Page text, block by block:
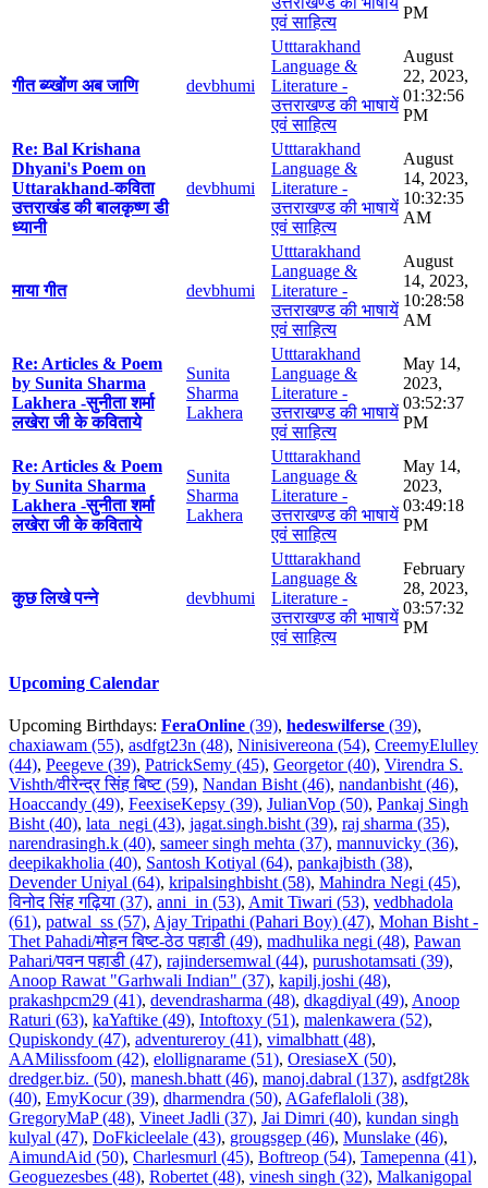
एवं साहित्य
PM
गीत ब्य्खोंण अब जाणि devbhumi
Utttarakhand
Language &
Literature -
उत्तराखण्ड की भाषायें
एवं साहित्य
August
22, 2023,
01:32:56
PM
Re: Bal Krishana
Dhyani's Poem on
Uttarakhand-कविता
उत्तराखंड की बालकृष्ण डी
ध्यानी
devbhumi
Utttarakhand
Language &
Literature -
उत्तराखण्ड की भाषायें
एवं साहित्य
August
14, 2023,
10:32:35
AM
माया गीत devbhumi
Utttarakhand
Language &
Literature -
उत्तराखण्ड की भाषायें
एवं साहित्य
August
14, 2023,
10:28:58
AM
Re: Articles & Poem
by Sunita Sharma
Lakhera -सुनीता शर्मा
लखेरा जी के कविताये
Sunita
Sharma
Lakhera
Utttarakhand
Language &
Literature -
उत्तराखण्ड की भाषायें
एवं साहित्य
May 14,
2023,
03:52:37
PM
Re: Articles & Poem
by Sunita Sharma
Lakhera -सुनीता शर्मा
लखेरा जी के कविताये
Sunita
Sharma
Lakhera
Utttarakhand
Language &
Literature -
उत्तराखण्ड की भाषायें
एवं साहित्य
May 14,
2023,
03:49:18
PM
कुछ लिखे पन्ने devbhumi
Utttarakhand
Language &
Literature -
उत्तराखण्ड की भाषायें
एवं साहित्य
February
28, 2023,
03:57:32
PM
Upcoming Calendar
Upcoming Birthdays: FeraOnline (39), hedeswilferse (39),
chaxiawam (55), asdfgt23n (48), Ninisivereona (54), CreemyElulley
(44), Peegeve (39), PatrickSemy (45), Georgetor (40), Virendra S.
Vishth/वीरेन्द्र सिंह बिष्ट (59), Nandan Bisht (46), nandanbisht (46),
Hoaccandy (49), FeexiseKepsy (39), JulianVop (50), Pankaj Singh
Bisht (40), lata_negi (43), jagat.singh.bisht (39), raj sharma (35),
narendrasingh.k (40), sameer singh mehta (37), mannuvicky (36),
deepikakholia (40), Santosh Kotiyal (64), pankajbisth (38),
Devender Uniyal (64), kripalsinghbisht (58), Mahindra Negi (45),
विनोद सिंह गढ़िया (37), anni_in (53), Amit Tiwari (53), vedbhadola
(61), patwal_ss (57), Ajay Tripathi (Pahari Boy) (47), Mohan Bisht -
Thet Pahadi/मोहन बिष्ट-ठेठ पहाडी (49), madhulika negi (48), Pawan
Pahari/पवन पहाडी (47), rajindersemwal (44), purushotamsati (39),
Anoop Rawat "Garhwali Indian" (37), kapilj.joshi (48),
prakashpcm29 (41), devendrasharma (48), dkagdiyal (49), Anoop
Raturi (63), kaYaftike (49), Intoftoxy (51), malenkawera (52),
Qupiskondy (47), adventureroy (41), vimalbhatt (48),
AAMilissfoom (42), elollignarame (51), OresiaseX (50),
dredger.biz. (50), manesh.bhatt (46), manoj.dabral (137), asdfgt28k
(40), EmyKocur (39), dharmendra (50), AGafeflaloli (38),
GregoryMaP (48), Vineet Jadli (37), Jai Dimri (40), kundan singh
kulyal (47), DoFkicleelale (43), grougsgep (46), Munslake (46),
AimundAid (50), Charlesmurl (45), Boftreop (54), Tamepenna (41),
Geoguezesbes (48), Robertet (48), vinesh singh (32), Malkanigopal